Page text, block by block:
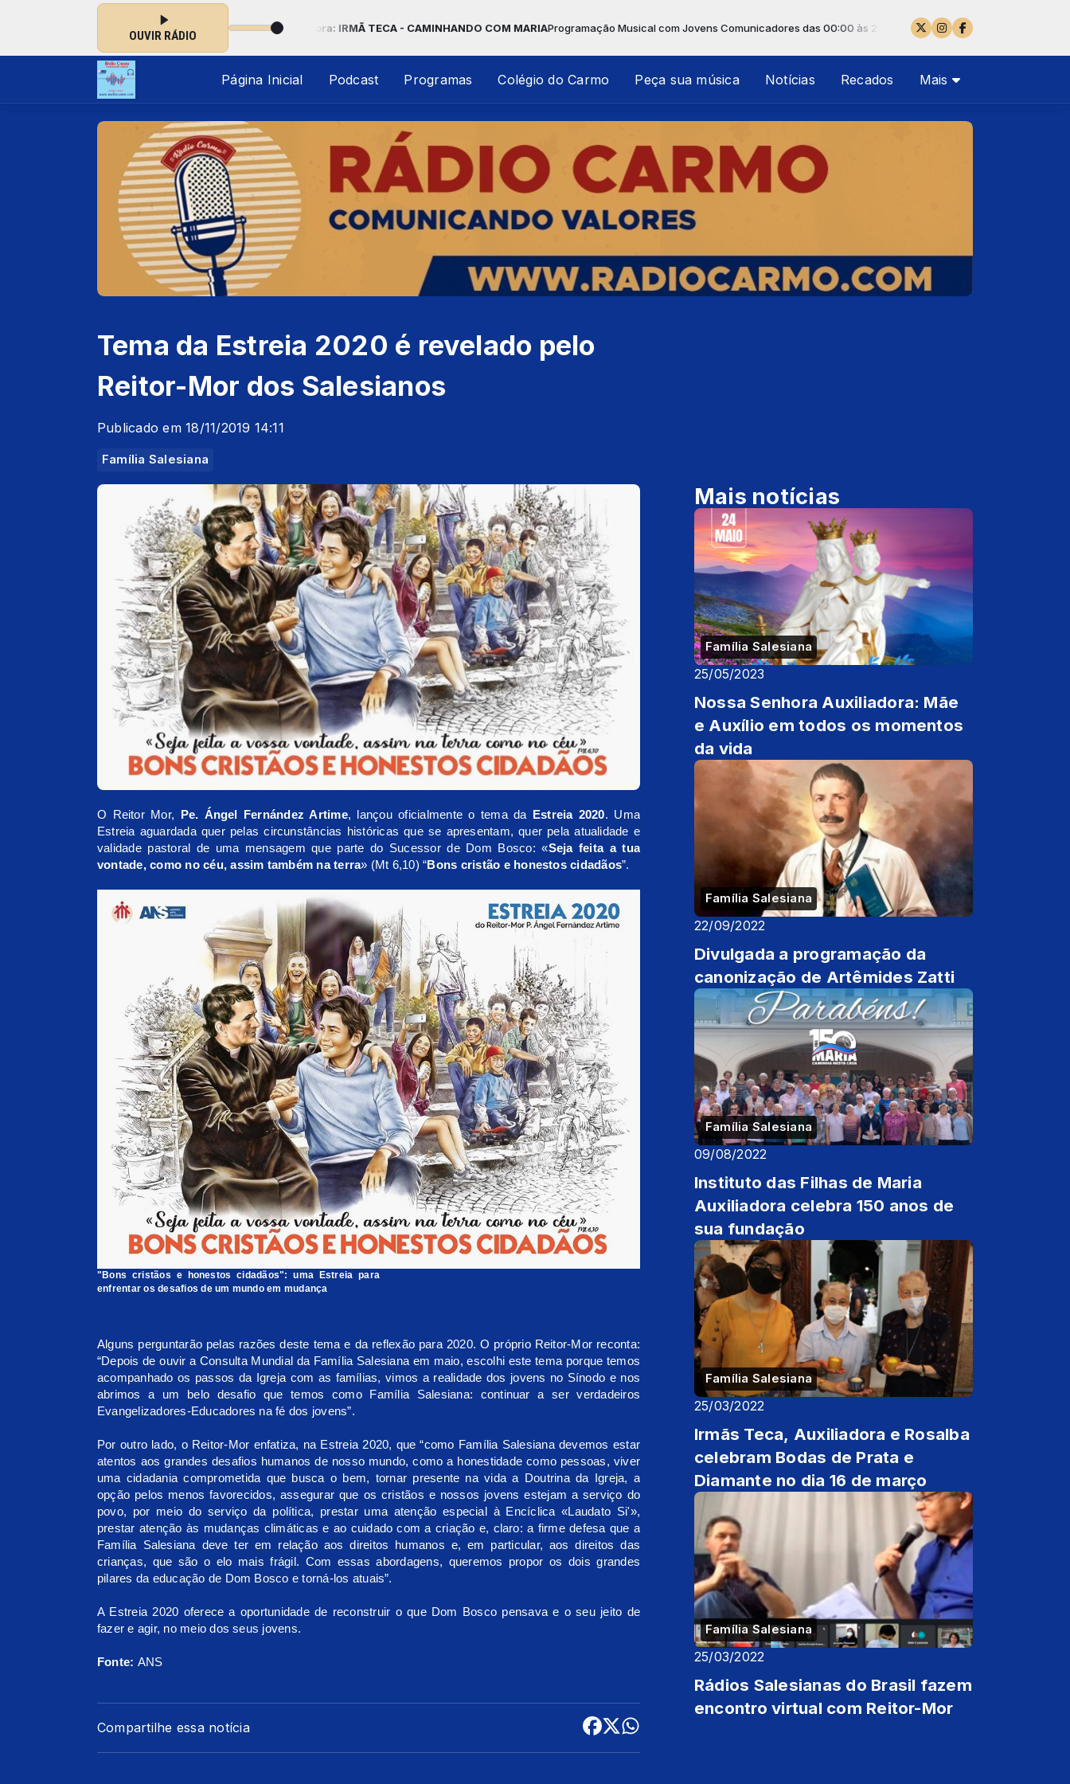
OUVIR RÁDIO
das 00:00 às 23:59 - Tocando agora: IRMÃ TECA - CAMINHANDO COM MARIAProgramação Musical com Jovens Comunicadores das 00:00 às 23:59 -Tocando agora: IRMÃ TECA - CAMINHANDO
Página Inicial Podcast Programas Colégio do Carmo Peça sua música Notícias Recados Mais
Tema da Estreia 2020 é revelado pelo
Reitor-Mor dos Salesianos
Publicado em 18/11/2019 14:11
Família Salesiana
O Reitor Mor, Pe. Ángel Fernández Artime, lançou oficialmente o tema da Estreia 2020. Uma
Estreia aguardada quer pelas circunstâncias históricas que se apresentam, quer pela atualidade e
validade pastoral de uma mensagem que parte do Sucessor de Dom Bosco: «Seja feita a tua
vontade, como no céu, assim também na terra» (Mt 6,10) “Bons cristão e honestos cidadãos”.
"Bons cristãos e honestos cidadãos": uma Estreia para
enfrentar os desafios de um mundo em mudança
Alguns perguntarão pelas razões deste tema e da reflexão para 2020. O próprio Reitor-Mor reconta:
“Depois de ouvir a Consulta Mundial da Família Salesiana em maio, escolhi este tema porque temos
acompanhado os passos da Igreja com as famílias, vimos a realidade dos jovens no Sínodo e nos
abrimos a um belo desafio que temos como Família Salesiana: continuar a ser verdadeiros
Evangelizadores-Educadores na fé dos jovens”.
Por outro lado, o Reitor-Mor enfatiza, na Estreia 2020, que “como Família Salesiana devemos estar
atentos aos grandes desafios humanos de nosso mundo, como a honestidade como pessoas, viver
uma cidadania comprometida que busca o bem, tornar presente na vida a Doutrina da Igreja, a
opção pelos menos favorecidos, assegurar que os cristãos e nossos jovens estejam a serviço do
povo, por meio do serviço da política, prestar uma atenção especial à Encíclica «Laudato Si'»,
prestar atenção às mudanças climáticas e ao cuidado com a criação e, claro: a firme defesa que a
Família Salesiana deve ter em relação aos direitos humanos e, em particular, aos direitos das
crianças, que são o elo mais frágil. Com essas abordagens, queremos propor os dois grandes
pilares da educação de Dom Bosco e torná-los atuais”.
A Estreia 2020 oferece a oportunidade de reconstruir o que Dom Bosco pensava e o seu jeito de
fazer e agir, no meio dos seus jovens.
Fonte: ANS
Compartilhe essa notícia
Mais notícias
Família Salesiana
25/05/2023
Nossa Senhora Auxiliadora: Mãe
e Auxílio em todos os momentos
da vida
Família Salesiana
22/09/2022
Divulgada a programação da
canonização de Artêmides Zatti
Família Salesiana
09/08/2022
Instituto das Filhas de Maria
Auxiliadora celebra 150 anos de
sua fundação
Família Salesiana
25/03/2022
Irmãs Teca, Auxiliadora e Rosalba
celebram Bodas de Prata e
Diamante no dia 16 de março
Família Salesiana
25/03/2022
Rádios Salesianas do Brasil fazem
encontro virtual com Reitor-Mor